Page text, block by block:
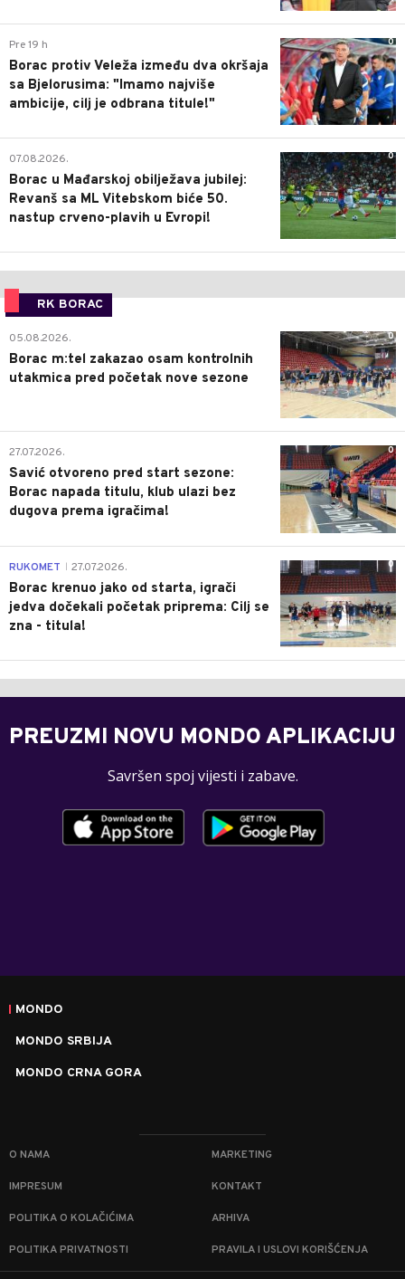
0
Pre 19 h
Borac protiv Veleža između dva okršaja
sa Bjelorusima: "Imamo najviše
ambicije, cilj je odbrana titule!"
0
07.08.2026.
Borac u Mađarskoj obilježava jubilej:
Revanš sa ML Vitebskom biće 50.
nastup crveno-plavih u Evropi!
RK BORAC
0
05.08.2026.
Borac m:tel zakazao osam kontrolnih
utakmica pred početak nove sezone
0
27.07.2026.
Savić otvoreno pred start sezone:
Borac napada titulu, klub ulazi bez
dugova prema igračima!
0
RUKOMET 27.07.2026.
Borac krenuo jako od starta, igrači
jedva dočekali početak priprema: Cilj se
zna - titula!
PREUZMI NOVU MONDO APLIKACIJU
Savršen spoj vijesti i zabave.
MONDO
MONDO SRBIJA
MONDO CRNA GORA
O NAMA MARKETING
IMPRESUM KONTAKT
POLITIKA O KOLAČIĆIMA ARHIVA
POLITIKA PRIVATNOSTI PRAVILA I USLOVI KORIŠĆENJA